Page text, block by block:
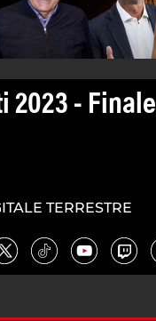
2023 - Finale
TERRESTRE